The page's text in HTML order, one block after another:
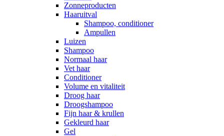
Zonneproducten
Haaruitval
Shampoo, conditioner
Ampullen
Luizen
Shampoo
Normaal haar
Vet haar
Conditioner
Volume en vitaliteit
Droog haar
Droogshampoo
Fijn haar & krullen
Gekleurd haar
Gel